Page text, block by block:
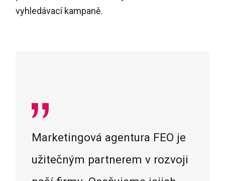
vyhledávací kampaně.
Marketingová agentura FEO je
užitečným partnerem v rozvoji